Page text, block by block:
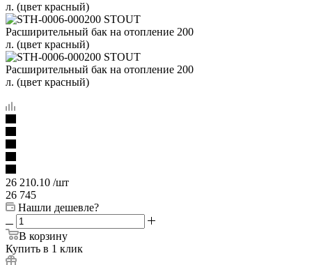
26 210.10 /шт
26 745
Нашли дешевле?
В корзину
Купить в 1 клик